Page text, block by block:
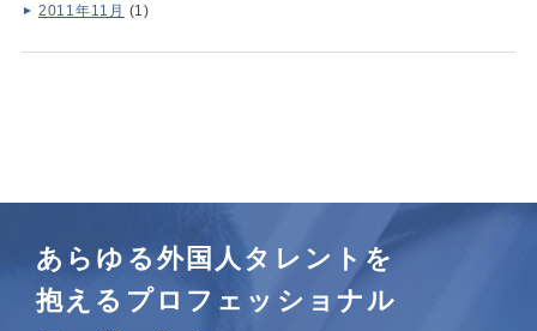
2011年11月 (1)
あらゆる外国人タレントを
抱えるプロフェッショナル